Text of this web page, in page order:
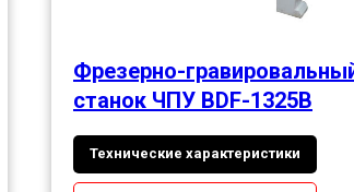
Фрезерно-
станок ЧПУ BDF-1325В
Технические характеристики